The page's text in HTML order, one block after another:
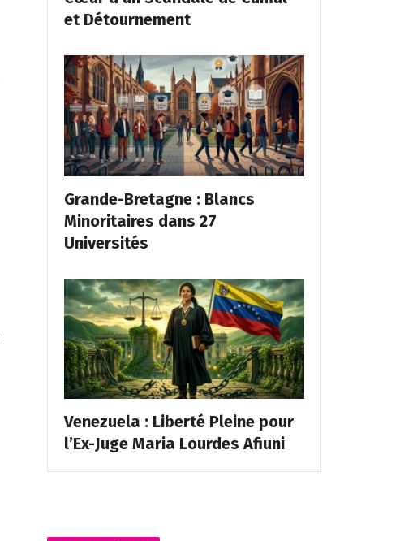
et Détournement
Grande-Bretagne : Blancs
Minoritaires dans 27
Universités
Venezuela : Liberté Pleine pour
l’Ex-Juge Maria Lourdes Afiuni